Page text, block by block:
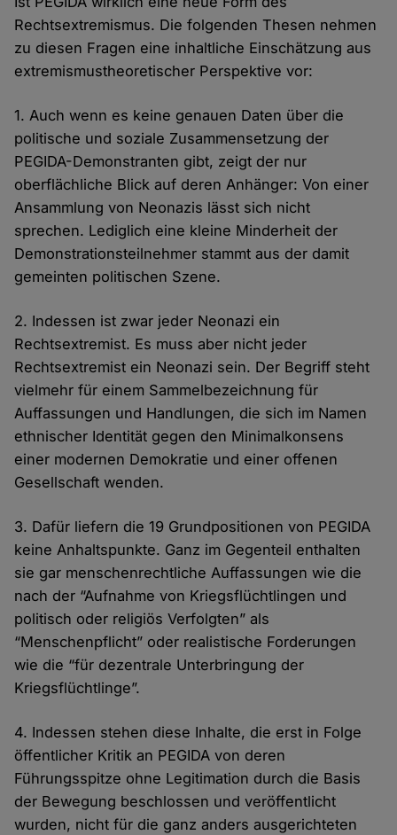
Rechtsextremismus. Die folgenden Thesen nehmen
zu diesen Fragen eine inhaltliche Einschätzung aus
extremismustheoretischer Perspektive vor:
1. Auch wenn es keine genauen Daten über die
politische und soziale Zusammensetzung der
PEGIDA-Demonstranten gibt, zeigt der nur
oberflächliche Blick auf deren Anhänger: Von einer
Ansammlung von Neonazis lässt sich nicht
sprechen. Lediglich eine kleine Minderheit der
Demonstrationsteilnehmer stammt aus der damit
gemeinten politischen Szene.
2. Indessen ist zwar jeder Neonazi ein
Rechtsextremist. Es muss aber nicht jeder
Rechtsextremist ein Neonazi sein. Der Begriff steht
vielmehr für einem Sammelbezeichnung für
Auffassungen und Handlungen, die sich im Namen
ethnischer Identität gegen den Minimalkonsens
einer modernen Demokratie und einer offenen
Gesellschaft wenden.
3. Dafür liefern die 19 Grundpositionen von PEGIDA
keine Anhaltspunkte. Ganz im Gegenteil enthalten
sie gar menschenrechtliche Auffassungen wie die
nach der “Aufnahme von Kriegsflüchtlingen und
politisch oder religiös Verfolgten” als
“Menschenpflicht” oder realistische Forderungen
wie die “für dezentrale Unterbringung der
Kriegsflüchtlinge”.
4. Indessen stehen diese Inhalte, die erst in Folge
öffentlicher Kritik an PEGIDA von deren
Führungsspitze ohne Legitimation durch die Basis
der Bewegung beschlossen und veröffentlicht
wurden, nicht für die ganz anders ausgerichteten